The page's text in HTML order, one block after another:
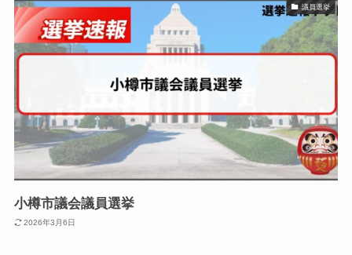
議員選挙
小樽市議会議員選挙
2026年3月6日